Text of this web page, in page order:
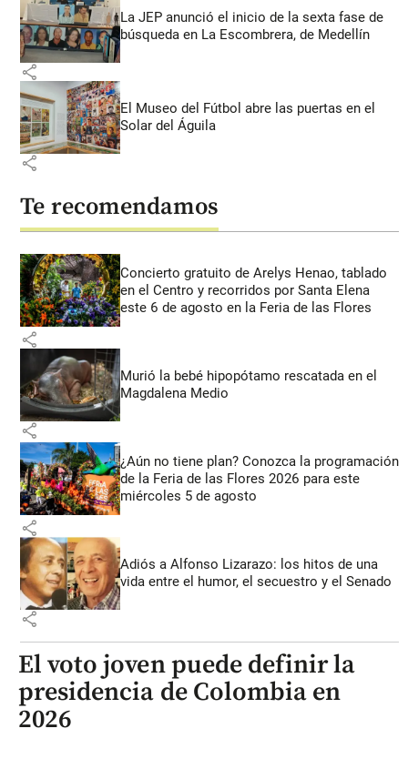
La JEP anunció el inicio de la sexta fase de
búsqueda en La Escombrera, de Medellín
share
El Museo del Fútbol abre las puertas en el
Solar del Águila
share
Te recomendamos
Concierto gratuito de Arelys Henao, tablado
en el Centro y recorridos por Santa Elena
este 6 de agosto en la Feria de las Flores
share
Murió la bebé hipopótamo rescatada en el
Magdalena Medio
share
¿Aún no tiene plan? Conozca la programación
de la Feria de las Flores 2026 para este
miércoles 5 de agosto
share
Adiós a Alfonso Lizarazo: los hitos de una
vida entre el humor, el secuestro y el Senado
share
El voto joven puede definir la
presidencia de Colombia en
2026